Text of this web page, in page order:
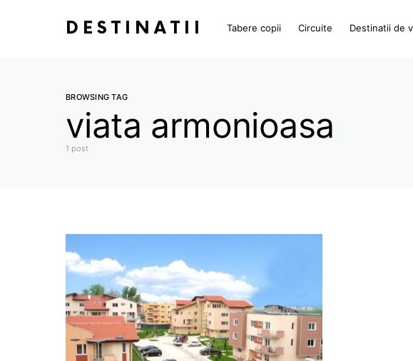
DESTINATII Tabere copii Circuite Destinatii de
BROWSING TAG
viata armonioasa
1 post